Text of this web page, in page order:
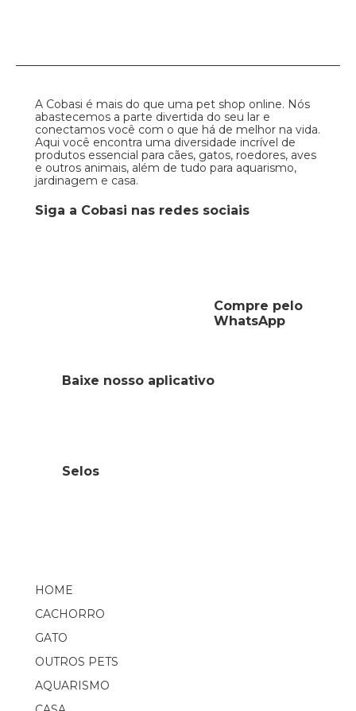
A Cobasi é mais do que uma pet shop online. Nós
abastecemos a parte divertida do seu lar e
conectamos você com o que há de melhor na vida.
Aqui você encontra uma diversidade incrível de
produtos essencial para cães, gatos, roedores, aves
e outros animais, além de tudo para aquarismo,
jardinagem e casa.
Siga a Cobasi nas redes sociais
Compre pelo
WhatsApp
HOME
CACHORRO
GATO
OUTROS PETS
AQUARISMO
Baixe nosso aplicativo
Selos